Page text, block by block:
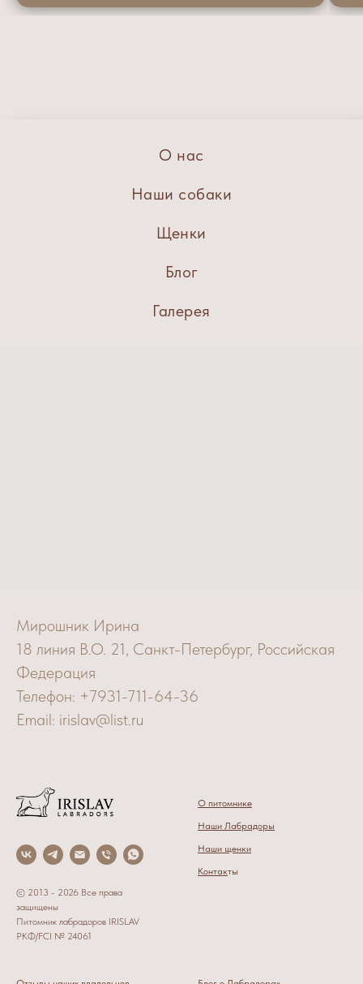
О нас
Наши собаки
Щенки
Блог
Галерея
Мирошник Ирина
18 линия В.О. 21, Санкт-Петербург, Российская
Федерация
Телефон: +7931-711-64-36
Email: irislav@list.ru
© 2013 - 2026 Все права
защищены
Питомник лабрадоров IRISLAV
РКФ/FCI № 24061
О питомнике
Наши Лабрадоры
Наши щенки
Контакты